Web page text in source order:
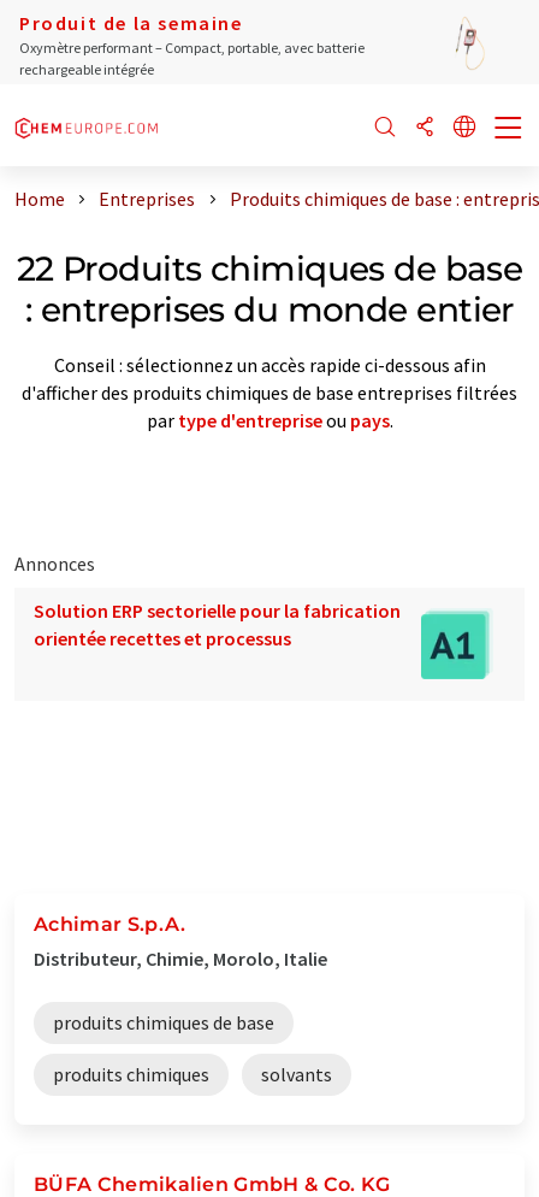
Produit de la semaine
Oxymètre performant – Compact, portable, avec batterie
rechargeable intégrée
Home Entreprises Produits chimiques de base :
22 Produits chimiques de base
: entreprises du monde entier
Conseil : sélectionnez un accès rapide ci-dessous afin
d'afficher des produits chimiques de base entreprises filtrées
par type d'entrepriseou pays.
Annonces
Solution ERP sectorielle pour la fabrication
orientée recettes et processus
Achimar S.p.A.
Distributeur, Chimie, Morolo, Italie
produits chimiques de base
produits chimiques solvants
BÜFA Chemikalien GmbH & Co. KG